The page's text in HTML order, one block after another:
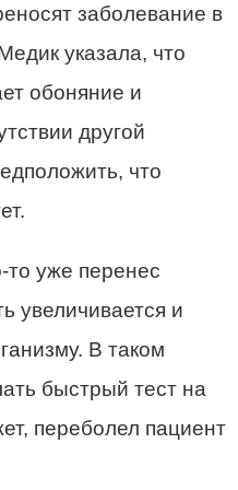
заболевание в
указала, что
обоняние и
другой
что
то уже перенес
увеличивается и
В таком
быстрый тест на
переболел пациент